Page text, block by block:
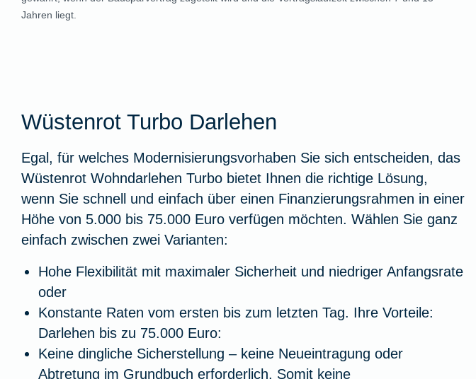
Jahren liegt.
Wüstenrot Turbo Darlehen
Egal, für welches Modernisierungsvorhaben Sie sich entscheiden, das
Wüstenrot Wohndarlehen Turbo bietet Ihnen die richtige Lösung,
wenn Sie schnell und einfach über einen Finanzierungsrahmen in einer
Höhe von 5.000 bis 75.000 Euro verfügen möchten. Wählen Sie ganz
einfach zwischen zwei Varianten:
Hohe Flexibilität mit maximaler Sicherheit und niedriger Anfangsrate
oder
Konstante Raten vom ersten bis zum letzten Tag. Ihre Vorteile:
Darlehen bis zu 75.000 Euro:
Keine dingliche Sicherstellung – keine Neueintragung oder
Abtretung im Grundbuch erforderlich. Somit keine